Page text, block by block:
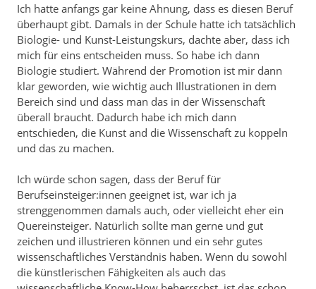
Ich hatte anfangs gar keine Ahnung, dass es diesen Beruf
überhaupt gibt. Damals in der Schule hatte ich tatsächlich
Biologie- und Kunst-Leistungskurs, dachte aber, dass ich
mich für eins entscheiden muss. So habe ich dann
Biologie studiert. Während der Promotion ist mir dann
klar geworden, wie wichtig auch Illustrationen in dem
Bereich sind und dass man das in der Wissenschaft
überall braucht. Dadurch habe ich mich dann
entschieden, die Kunst and die Wissenschaft zu koppeln
und das zu machen.
Ich würde schon sagen, dass der Beruf für
Berufseinsteiger:innen geeignet ist, war ich ja
strenggenommen damals auch, oder vielleicht eher ein
Quereinsteiger. Natürlich sollte man gerne und gut
zeichen und illustrieren können und ein sehr gutes
wissenschaftliches Verständnis haben. Wenn du sowohl
die künstlerischen Fähigkeiten als auch das